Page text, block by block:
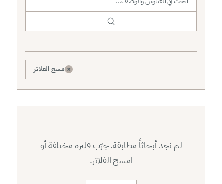
نطاق البحث
× مسح الفلاتر
لم نجد أبحاثاً مطابقة. جرّب فلترة مختلفة أو
امسح الفلاتر.